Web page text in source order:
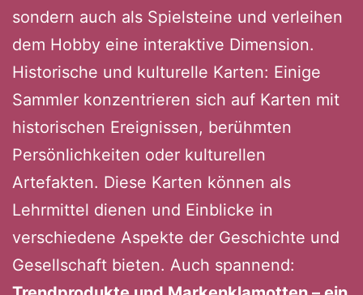
sondern auch als Spielsteine ​​und verleihen
dem Hobby eine interaktive Dimension.
Historische und kulturelle Karten: Einige
Sammler konzentrieren sich auf Karten mit
historischen Ereignissen, berühmten
Persönlichkeiten oder kulturellen
Artefakten. Diese Karten können als
Lehrmittel dienen und Einblicke in
verschiedene Aspekte der Geschichte und
Gesellschaft bieten. Auch spannend: